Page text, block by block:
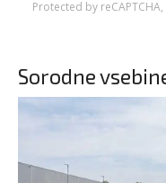
Protected by
Sorodne